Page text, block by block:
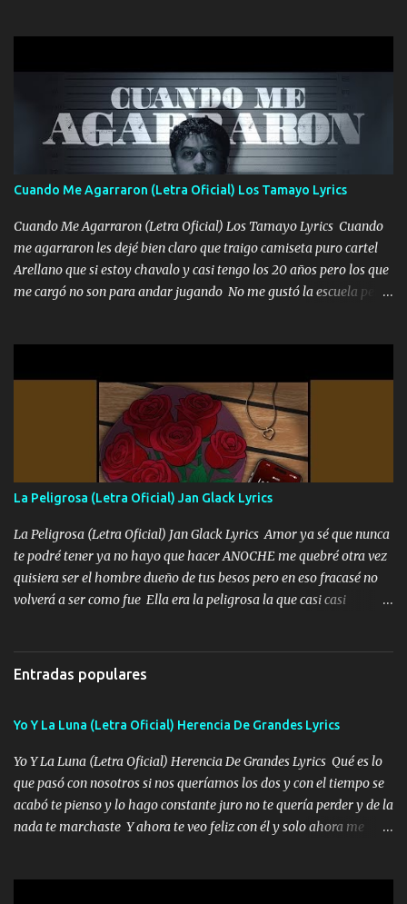
pero eso ya no va a pasar me perderé en la soledad Porque me
mirabas bonito si yo no fui el final feliz el final fue triste pa mí Y
duele no tenerte aquí sabiendo que moría por ti yo y la luna
cantamos y por ti nos embriagamos Quién sabe qué será de mí si
contigo fui muy feliz a lo mejor no lloró pero muy en el fondo te
adoro
Cuando Me Agarraron (Letra Oficial) Los Tamayo Lyrics
Cuando Me Agarraron (Letra Oficial) Los Tamayo Lyrics Cuando
me agarraron les dejé bien claro que traigo camiseta puro cartel
Arellano que si estoy chavalo y casi tengo los 20 años pero los que
me cargó no son para andar jugando No me gustó la escuela pero
Yo Soy El De Las Pacas Sobrino Del Brazo Armad0 Con mi Glock
fajado y mi R terciado me van a ver allá por TJ para un licenciado
mando un abrazo andamos al cien Choritas también Música
Ando en la colonia bien acelerado traigo un M2 que nunca me ha
fallado para mi compadre mandó un fuerte abrazo también al
Especial sabe que lo apreciamos En los mejores antros me verán
tomando con mujeres hermosas y botellas destapando siempre
bien cuidado bien atrabancado y a los que me conocen ya saben de
lo que hablo Entre lob...
La Peligrosa (Letra Oficial) Jan Glack Lyrics
La Peligrosa (Letra Oficial) Jan Glack Lyrics Amor ya sé que nunca
te podré tener ya no hayo que hacer ANOCHE me quebré otra vez
quisiera ser el hombre dueño de tus besos pero en eso fracasé no
volverá a ser como fue Ella era la peligrosa la que casi casi
años solo pienso en ti mami no me crees se que no me crees
Música Amar me duele estoy rodeado de mujeres pero solo
pasión en la troca tus labios besándome yo quitándote la ropa no
quiero que sea nunca con otra yo quiero llevarte a la Luna y si
quieres en ese momento te pido que seas mi esposa Chingada
madre no quiero dejar de tenerte no ayuda la p'uta loquera y al
chile quisiera ser menos de ti dependiente la pinche tristeza me
encierra princesa tu sabes que nunca saldras de mi mente Ella era
Entradas populares
Yo Y La Luna (Letra Oficial) Herencia De Grandes Lyrics
Yo Y La Luna (Letra Oficial) Herencia De Grandes Lyrics Qué es lo
que pasó con nosotros si nos queríamos los dos y con el tiempo se
acabó te pienso y lo hago constante juro no te quería perder y de la
nada te marchaste Y ahora te veo feliz con él y solo ahora me